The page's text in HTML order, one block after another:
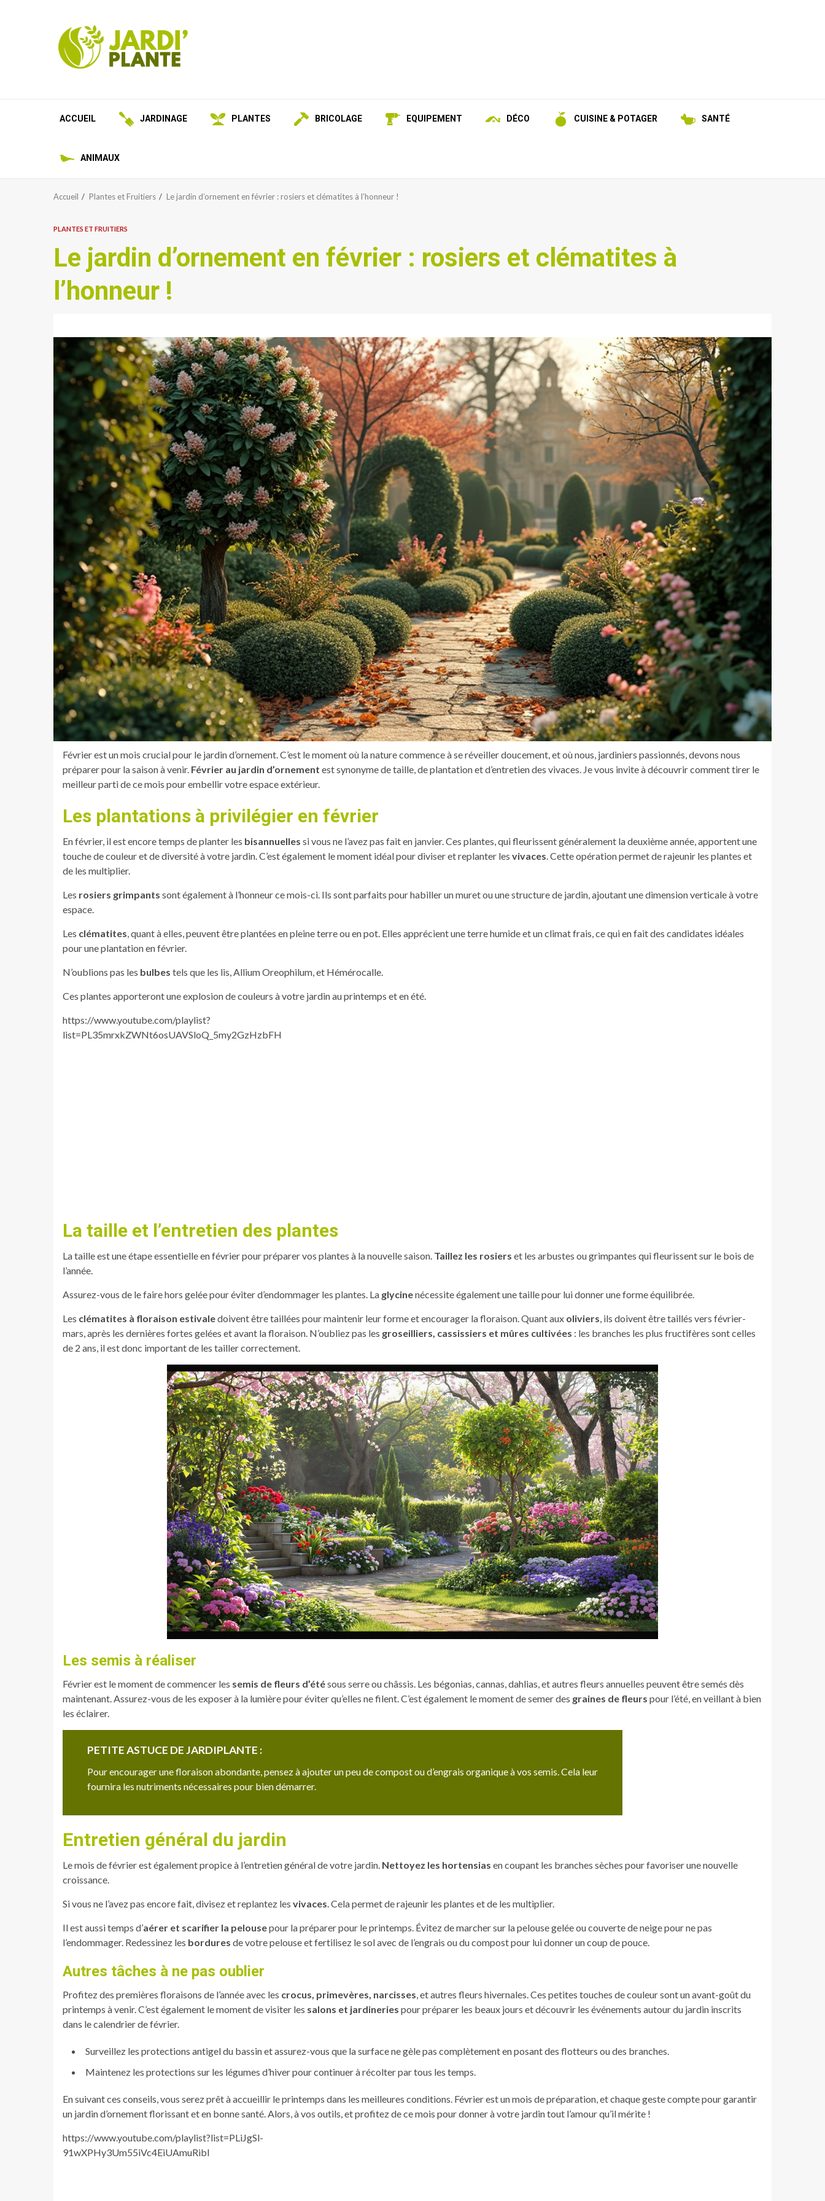
ACCUEIL JARDINAGE PLANTES BRICOLAGE EQUIPEMENT DÉCO CUISINE & POTAGER SANTÉ
ANIMAUX
Accueil Plantes et Fruitiers Le jardin d’ornement en février : rosiers et clématites à l’honneur !
PLANTES ET FRUITIERS
Le jardin d’ornement en février : rosiers et clématites à
l’honneur !
Février est un mois crucial pour le jardin d’ornement. C’est le moment où la nature commence à se réveiller doucement, et où nous, jardiniers passionnés, devons nous
préparer pour la saison à venir. Février au jardin d’ornement est synonyme de taille, de plantation et d’entretien des vivaces. Je vous invite à découvrir comment tirer le
meilleur parti de ce mois pour embellir votre espace extérieur.
Les plantations à privilégier en février
En février, il est encore temps de planter les bisannuelles si vous ne l’avez pas fait en janvier. Ces plantes, qui fleurissent généralement la deuxième année, apportent une
touche de couleur et de diversité à votre jardin. C’est également le moment idéal pour diviser et replanter les vivaces. Cette opération permet de rajeunir les plantes et
de les multiplier.
Les rosiers grimpants sont également à l’honneur ce mois-ci. Ils sont parfaits pour habiller un muret ou une structure de jardin, ajoutant une dimension verticale à votre
espace.
Les clématites, quant à elles, peuvent être plantées en pleine terre ou en pot. Elles apprécient une terre humide et un climat frais, ce qui en fait des candidates idéales
pour une plantation en février.
N’oublions pas les bulbes tels que les lis, Allium Oreophilum, et Hémérocalle.
Ces plantes apporteront une explosion de couleurs à votre jardin au printemps et en été.
https://www.youtube.com/playlist?
list=PL35mrxkZWNt6osUAVSloQ_5my2GzHzbFH
La taille et l’entretien des plantes
La taille est une étape essentielle en février pour préparer vos plantes à la nouvelle saison. Taillez les rosiers et les arbustes ou grimpantes qui fleurissent sur le bois de
l’année.
Assurez-vous de le faire hors gelée pour éviter d’endommager les plantes. La glycinenécessite également une taille pour lui donner une forme équilibrée.
Les clématites à floraison estivaledoivent être taillées pour maintenir leur forme et encourager la floraison. Quant aux oliviers, ils doivent être taillés vers février-
mars, après les dernières fortes gelées et avant la floraison. N’oubliez pas les groseilliers, cassissiers et mûres cultivées : les branches les plus fructifères sont celles
de 2 ans, il est donc important de les tailler correctement.
Les semis à réaliser
Février est le moment de commencer les semis de fleurs d’étésous serre ou châssis. Les bégonias, cannas, dahlias, et autres fleurs annuelles peuvent être semés dès
maintenant. Assurez-vous de les exposer à la lumière pour éviter qu’elles ne filent. C’est également le moment de semer des graines de fleurs pour l’été, en veillant à bien
les éclairer.
PETITE ASTUCE DE JARDIPLANTE :
Pour encourager une floraison abondante, pensez à ajouter un peu de compost ou d’engrais organique à vos semis. Cela leur
fournira les nutriments nécessaires pour bien démarrer.
Entretien général du jardin
Le mois de février est également propice à l’entretien général de votre jardin. Nettoyez les hortensias en coupant les branches sèches pour favoriser une nouvelle
croissance.
Si vous ne l’avez pas encore fait, divisez et replantez les vivaces . Cela permet de rajeunir les plantes et de les multiplier.
Il est aussi temps d’aérer et scarifier la pelousepour la préparer pour le printemps. Évitez de marcher sur la pelouse gelée ou couverte de neige pour ne pas
l’endommager. Redessinez les bordures de votre pelouse et fertilisez le sol avec de l’engrais ou du compost pour lui donner un coup de pouce.
Autres tâches à ne pas oublier
Profitez des premières floraisons de l’année avec les crocus, primevères, narcisses , et autres fleurs hivernales. Ces petites touches de couleur sont un avant-goût du
printemps à venir. C’est également le moment de visiter les salons et jardineries pour préparer les beaux jours et découvrir les événements autour du jardin inscrits
dans le calendrier de février.
Surveillez les protections antigel du bassin et assurez-vous que la surface ne gèle pas complètement en posant des flotteurs ou des branches.
Maintenez les protections sur les légumes d’hiver pour continuer à récolter par tous les temps.
En suivant ces conseils, vous serez prêt à accueillir le printemps dans les meilleures conditions. Février est un mois de préparation, et chaque geste compte pour garantir
un jardin d’ornement florissant et en bonne santé. Alors, à vos outils, et profitez de ce mois pour donner à votre jardin tout l’amour qu’il mérite !
https://www.youtube.com/playlist?list=PLiJgSl-
91wXPHy3Um55iVc4EiUAmuRibI